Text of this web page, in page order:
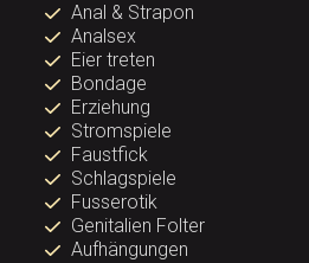
Anal & Strapon
Analsex
Eier treten
Bondage
Erziehung
Stromspiele
Faustfick
Schlagspiele
Fusserotik
Genitalien Folter
Aufhängungen